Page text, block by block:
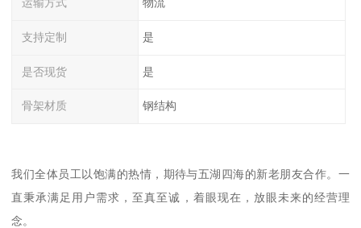
支持定制 是
是否现货 是
骨架材质 钢结构
我们全体员工以饱满的热情，期待与五湖四海的新老朋友合作。一
直秉承满足用户需求，至真至诚，着眼现在，放眼未来的经营理
念。